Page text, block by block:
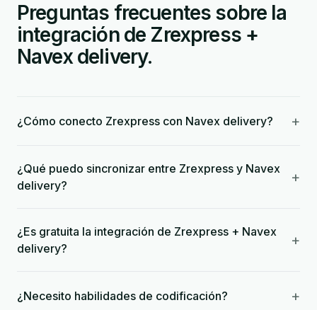
Preguntas frecuentes sobre la
integración de Zrexpress +
Navex delivery.
¿Cómo conecto Zrexpress con Navex delivery? +
¿Qué puedo sincronizar entre Zrexpress y Navex
delivery?
+
¿Es gratuita la integración de Zrexpress + Navex
delivery?
+
¿Necesito habilidades de codificación? +